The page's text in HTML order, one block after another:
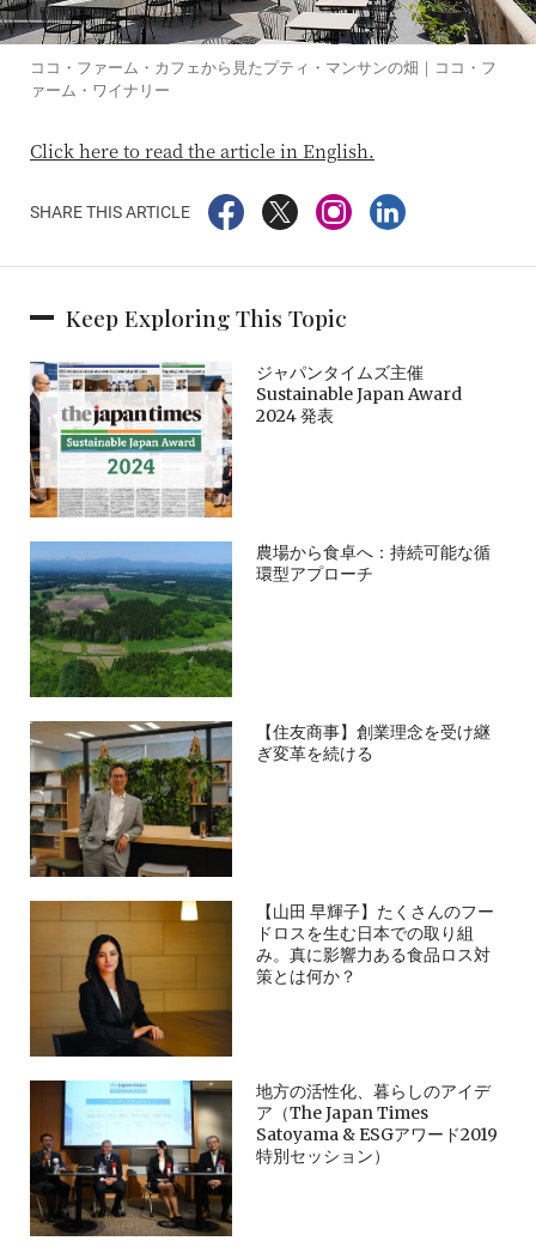
ココ・ファーム・カフェから見たプティ・マンサンの畑｜ココ・フ
ァーム・ワイナリー
Click here to read the article in English.
SHARE THIS ARTICLE
Keep Exploring This Topic
ジャパンタイムズ主催
Sustainable Japan Award
2024 発表
農場から食卓へ：持続可能な循
環型アプローチ
【住友商事】創業理念を受け継
ぎ変革を続ける
【山田 早輝子】たくさんのフー
ドロスを生む日本での取り組
み。真に影響力ある食品ロス対
策とは何か？
地方の活性化、暮らしのアイデ
ア（The Japan Times
Satoyama & ESGアワード2019
特別セッション）